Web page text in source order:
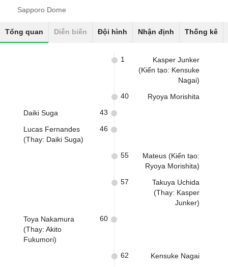
Sapporo Dome
Tổng quan Diễn biến Đội hình Nhận định Thống kê
Kasper Junker
(Kiến tạo: Kensuke
Nagai)
1
Ryoya Morishita
40
Daiki Suga 43
Lucas Fernandes
(Thay: Daiki Suga)
46
Mateus (Kiến tạo:
Ryoya Morishita)
55
Takuya Uchida
(Thay: Kasper
Junker)
57
Toya Nakamura
(Thay: Akito
Fukumori)
60
Kensuke Nagai
62